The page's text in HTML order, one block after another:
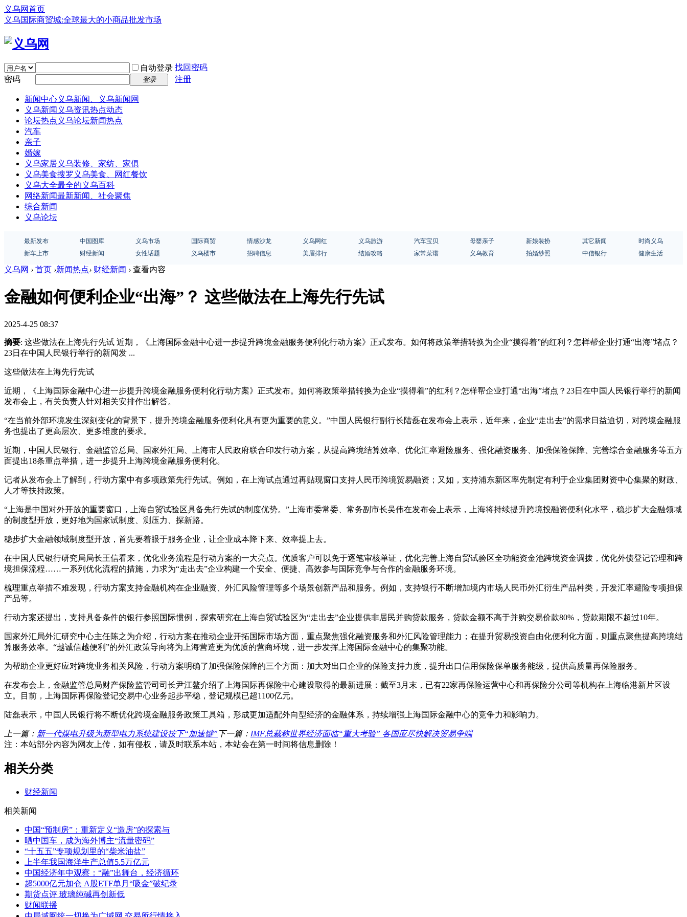
义乌网首页
义乌国际商贸城:全球最大的小商品批发市场
自动登录 找回密码
密码
登录 注册
新闻中心义乌新闻、义乌新闻网
义乌新闻 义乌资讯热点动态
论坛热点 义乌论坛新闻热点
汽车
亲子
婚嫁
义乌家居义乌装修、家纺、家俱
义乌美食搜罗义乌美食、网红餐饮
义乌大全最全的义乌百科
网络新闻最新新闻、社会聚焦
综合新闻
义乌论坛
最新发布 中国图库 义乌市场 国际商贸 情感沙龙 义乌网红 义乌旅游 汽车宝贝 母婴亲子 新娘装扮 其它新闻
时尚义乌
新车上市
财经新闻 女性话题 义乌楼市 招聘信息 美眉排行 结婚攻略 家常菜谱 义乌教育 拍婚纱照 中信银行 健康生活
义乌网 › 首页 ›新闻热点› 财经新闻 › 查看内容
金融如何便利企业“出海”？ 这些做法在上海先行先试
2025-4-25 08:37
摘要: 这些做法在上海先行先试 近期，《上海国际金融中心进一步提升跨境金融服务便利化行动方案》正式发布。如何将政策举措转换为企业“摸得着”的红利？怎样帮企业打通“出海”堵点？
23日在中国人民银行举行的新闻发 ...
这些做法在上海先行先试
近期，《上海国际金融中心进一步提升跨境金融服务便利化行动方案》正式发布。如何将政策举措转换为企业“摸得着”的红利？怎样帮企业打通“出海”堵点？23日在中国人民银行举行的新闻
发布会上，有关负责人针对相关安排作出解答。
“在当前外部环境发生深刻变化的背景下，提升跨境金融服务便利化具有更为重要的意义。”中国人民银行副行长陆磊在发布会上表示，近年来，企业“走出去”的需求日益迫切，对跨境金融服
务也提出了更高层次、更多维度的要求。
近期，中国人民银行、金融监管总局、国家外汇局、上海市人民政府联合印发行动方案，从提高跨境结算效率、优化汇率避险服务、强化融资服务、加强保险保障、完善综合金融服务等五方
面提出18条重点举措，进一步提升上海跨境金融服务便利化。
记者从发布会上了解到，行动方案中有多项政策先行先试。例如，在上海试点通过再贴现窗口支持人民币跨境贸易融资；又如，支持浦东新区率先制定有利于企业集团财资中心集聚的财政、
人才等扶持政策。
“上海是中国对外开放的重要窗口，上海自贸试验区具备先行先试的制度优势。”上海市委常委、常务副市长吴伟在发布会上表示，上海将持续提升跨境投融资便利化水平，稳步扩大金融领域
的制度型开放，更好地为国家试制度、测压力、探新路。
稳步扩大金融领域制度型开放，首先要着眼于服务企业，让企业成本降下来、效率提上去。
在中国人民银行研究局局长王信看来，优化业务流程是行动方案的一大亮点。优质客户可以免于逐笔审核单证，优化完善上海自贸试验区全功能资金池跨境资金调拨，优化外债登记管理和跨
境担保流程……一系列优化流程的措施，力求为“走出去”企业构建一个安全、便捷、高效参与国际竞争与合作的金融服务环境。
梳理重点举措不难发现，行动方案支持金融机构在企业融资、外汇风险管理等多个场景创新产品和服务。例如，支持银行不断增加境内市场人民币外汇衍生产品种类，开发汇率避险专项担保
产品等。
行动方案还提出，支持具备条件的银行参照国际惯例，探索研究在上海自贸试验区为“走出去”企业提供非居民并购贷款服务，贷款金额不高于并购交易价款80%，贷款期限不超过10年。
国家外汇局外汇研究中心主任陈之为介绍，行动方案在推动企业开拓国际市场方面，重点聚焦强化融资服务和外汇风险管理能力；在提升贸易投资自由化便利化方面，则重点聚焦提高跨境结
算服务效率。“越诚信越便利”的外汇政策导向将为上海营造更为优质的营商环境，进一步发挥上海国际金融中心的集聚功能。
为帮助企业更好应对跨境业务相关风险，行动方案明确了加强保险保障的三个方面：加大对出口企业的保险支持力度，提升出口信用保险保单服务能级，提供高质量再保险服务。
在发布会上，金融监管总局财产保险监管司司长尹江鳌介绍了上海国际再保险中心建设取得的最新进展：截至3月末，已有22家再保险运营中心和再保险分公司等机构在上海临港新片区设
立。目前，上海国际再保险登记交易中心业务起步平稳，登记规模已超1100亿元。
陆磊表示，中国人民银行将不断优化跨境金融服务政策工具箱，形成更加适配外向型经济的金融体系，持续增强上海国际金融中心的竞争力和影响力。
上一篇： 新一代煤电升级为新型电力系统建设按下“加速键” 下一篇： IMF总裁称世界经济面临“重大考验” 各国应尽快解决贸易争端
注：本站部分内容为网友上传，如有侵权，请及时联系本站，本站会在第一时间将信息删除！
相关分类
财经新闻
相关新闻
中国“预制房”：重新定义“造房”的探索与
晒中国车，成为海外博主“流量密码”
“十五五”专项规划里的“柴米油盐”
上半年我国海洋生产总值5.5万亿元
中国经济年中观察：“融”出舞台，经济循环
超5000亿元加仓 A股ETF单月“吸金”破纪录
期货点评 玻璃纯碱再创新低
财闻联播